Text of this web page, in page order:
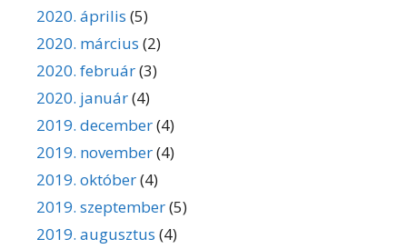
2020. április (5)
2020. március (2)
2020. február(3)
2020. január(4)
2019. december(4)
2019. november(4)
2019. október(4)
2019. szeptember(5)
2019. augusztus (4)